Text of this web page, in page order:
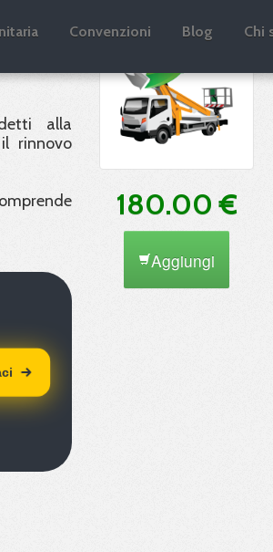
Convenzioni Blog Chi
alla
rinnovo
180.00 €
Aggiungi